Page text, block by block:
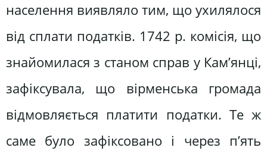
населення виявляло тим, що ухилялося
від сплати податків. 1742 р. комісія, що
знайомилася з станом справ у Кам’янці,
зафіксувала, що вірменська громада
відмовляється платити податки. Те ж
саме було зафіксовано і через п’ять